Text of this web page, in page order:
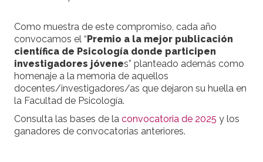
Como muestra de este compromiso, cada año
convocamos el “Premio a la mejor publicación
científica de Psicología donde participen
investigadores jóvenes” planteado además como
homenaje a la memoria de aquellos
docentes/investigadores/as que dejaron su huella en
la Facultad de Psicología.
Consulta las bases de la convocatoria de 2025 y los
ganadores de convocatorias anteriores.